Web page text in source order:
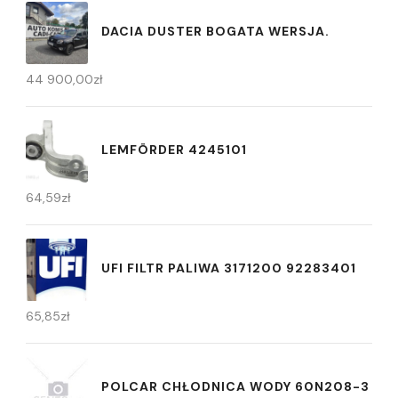
DACIA DUSTER BOGATA WERSJA.
44 900,00zł
LEMFÖRDER 4245101
64,59zł
UFI FILTR PALIWA 3171200 92283401
65,85zł
POLCAR CHŁODNICA WODY 60N208-3